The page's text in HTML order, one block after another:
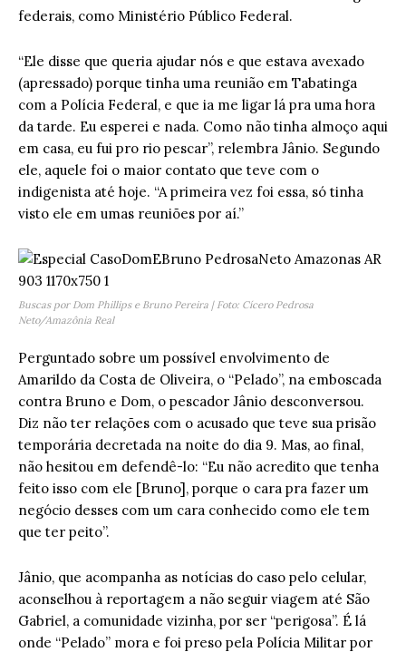
federais, como Ministério Público Federal.
“Ele disse que queria ajudar nós e que estava avexado
(apressado) porque tinha uma reunião em Tabatinga
com a Polícia Federal, e que ia me ligar lá pra uma hora
da tarde. Eu esperei e nada. Como não tinha almoço aqui
em casa, eu fui pro rio pescar”, relembra Jânio. Segundo
ele, aquele foi o maior contato que teve com o
indigenista até hoje. “A primeira vez foi essa, só tinha
visto ele em umas reuniões por aí.”
Buscas por Dom Phillips e Bruno Pereira | Foto: Cícero Pedrosa
Neto/Amazônia Real
Perguntado sobre um possível envolvimento de
Amarildo da Costa de Oliveira, o “Pelado”, na emboscada
contra Bruno e Dom, o pescador Jânio desconversou.
Diz não ter relações com o acusado que teve sua prisão
temporária decretada na noite do dia 9. Mas, ao final,
não hesitou em defendê-lo: “Eu não acredito que tenha
feito isso com ele [Bruno], porque o cara pra fazer um
negócio desses com um cara conhecido como ele tem
que ter peito”.
Jânio, que acompanha as notícias do caso pelo celular,
aconselhou à reportagem a não seguir viagem até São
Gabriel, a comunidade vizinha, por ser “perigosa”. É lá
onde “Pelado” mora e foi preso pela Polícia Militar por